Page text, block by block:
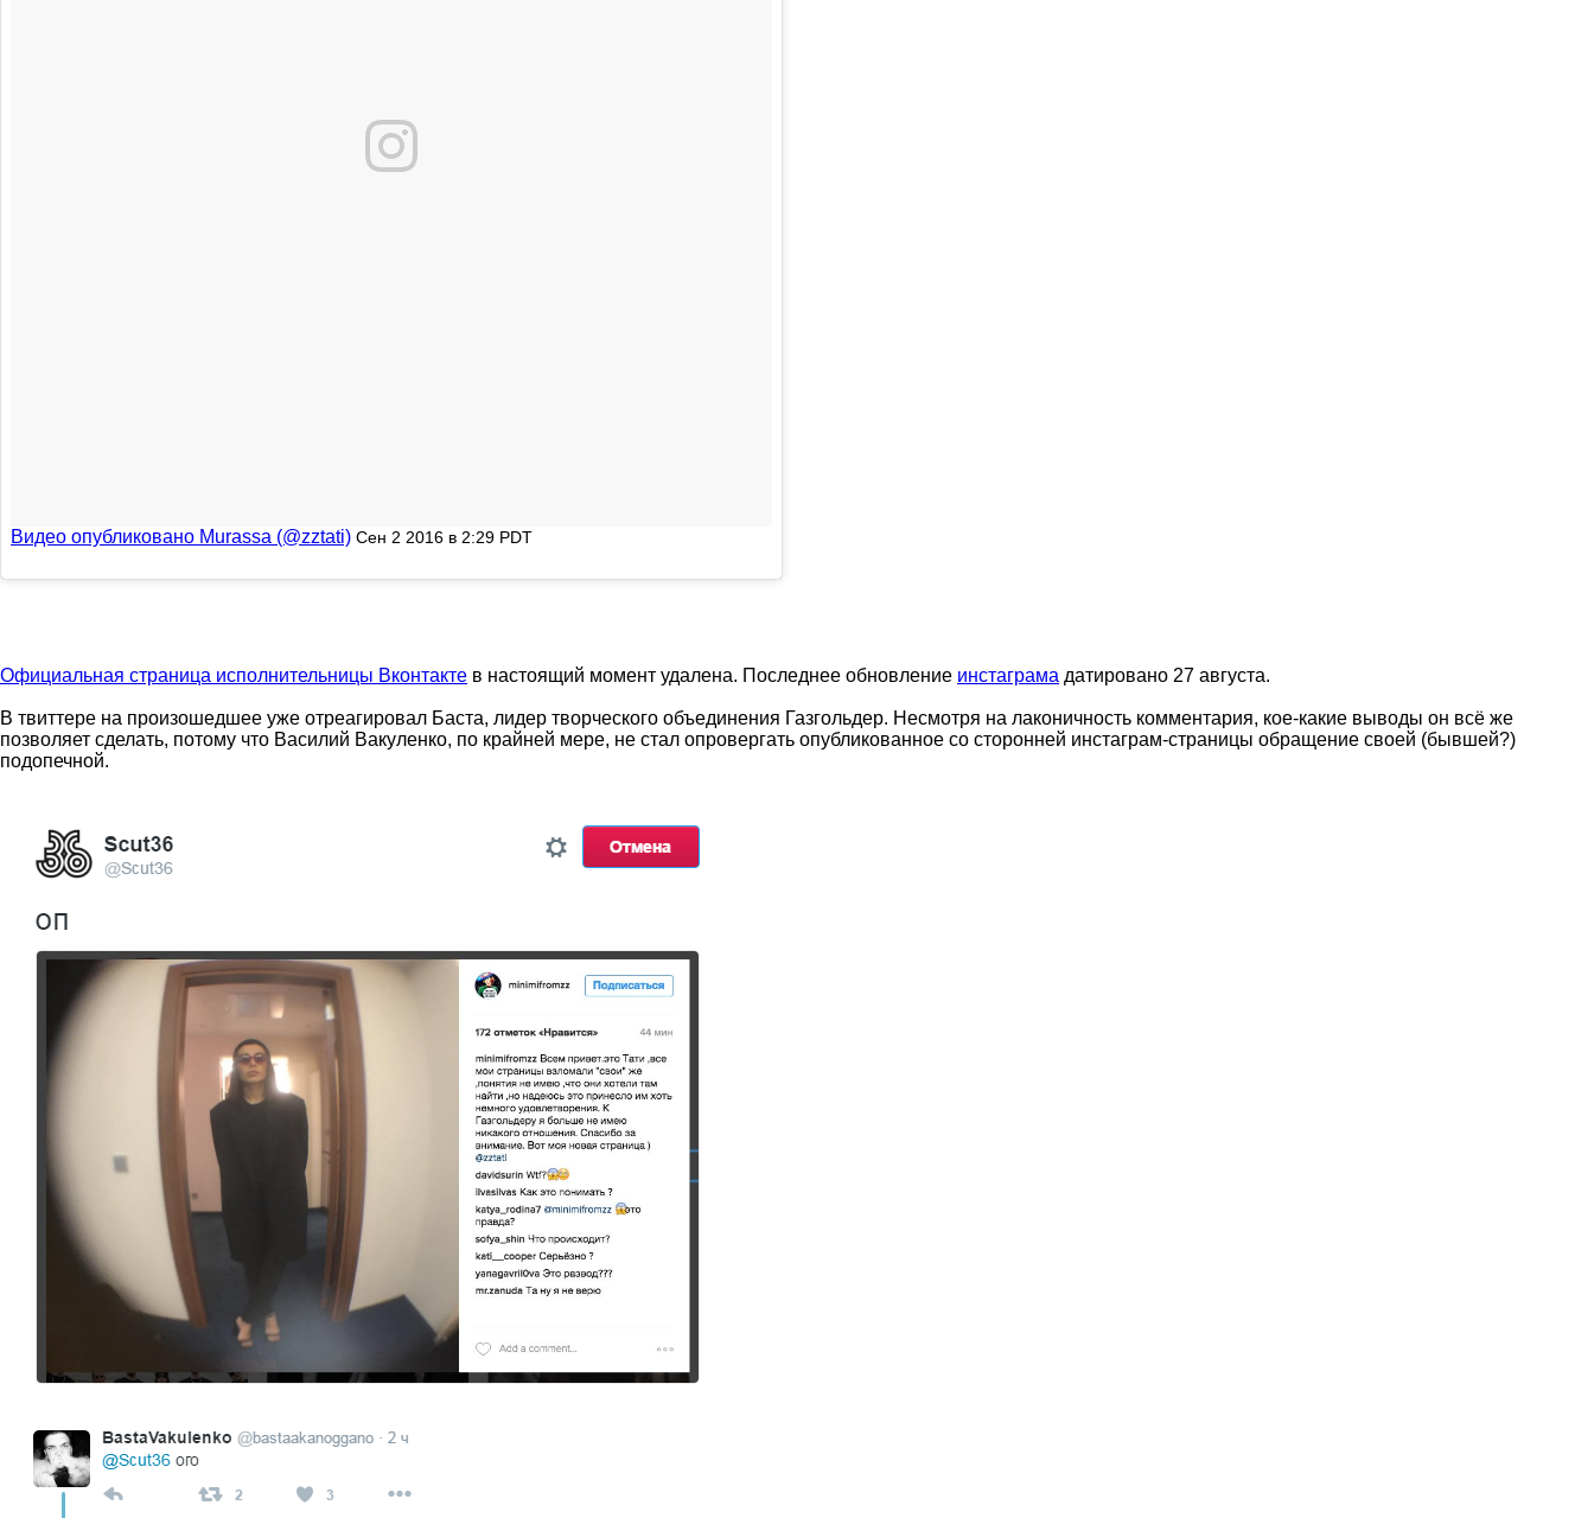
Видео опубликовано Murassa (@zztati) Сен 2 2016 в 2:29 PDT
Официальная страница исполнительницы Вконтакте в настоящий момент удалена. Последнее обновление инстаграма датировано 27 августа.
В твиттере на произошедшее уже отреагировал Баста, лидер творческого объединения Газгольдер. Несмотря на лаконичность комментария, кое-какие выводы он всё же
позволяет сделать, потому что Василий Вакуленко, по крайней мере, не стал опровергать опубликованное со сторонней инстаграм-страницы обращение своей (бывшей?)
подопечной.